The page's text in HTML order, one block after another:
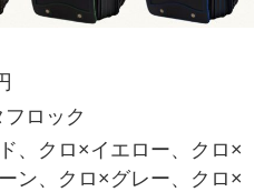
ロック
、クロ×イエロー、クロ×
ン、クロ×グレー、クロ×